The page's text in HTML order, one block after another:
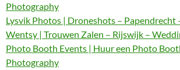
Photography
Lysvik Photos | Droneshots – Papendrecht
Wentsy | Trouwen Zalen – Rijswijk –
Photo Booth Events | Huur een Photo
Photography